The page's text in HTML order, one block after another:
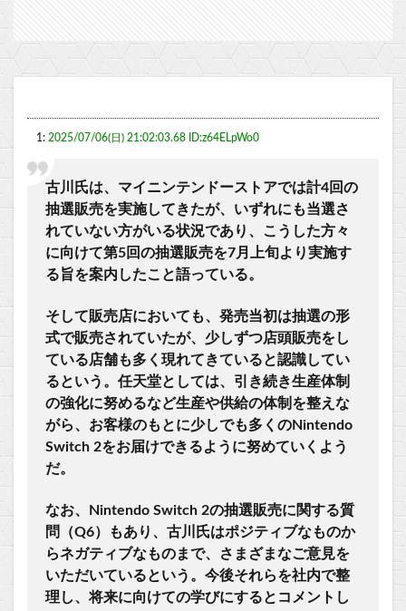
1: 2025/07/06(日) 21:02:03.68 ID:z64ELpWo0
古川氏は、マイニンテンドーストアでは計4回の
抽選販売を実施してきたが、いずれにも当選さ
れていない方がいる状況であり、こうした方々
に向けて第5回の抽選販売を7月上旬より実施す
る旨を案内したこと語っている。
そして販売店においても、発売当初は抽選の形
式で販売されていたが、少しずつ店頭販売をし
ている店舗も多く現れてきていると認識してい
るという。任天堂としては、引き続き生産体制
の強化に努めるなど生産や供給の体制を整えな
がら、お客様のもとに少しでも多くのNintendo
Switch 2をお届けできるように努めていくよう
だ。
なお、Nintendo Switch 2の抽選販売に関する質
問（Q6）もあり、古川氏はポジティブなものか
らネガティブなものまで、さまざまなご意見を
いただいているという。今後それらを社内で整
理し、将来に向けての学びにするとコメントし